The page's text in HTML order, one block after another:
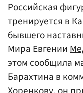
Российская
тренируется в
бывшего
Мира Евгении
этом сообщила
Барахтина в